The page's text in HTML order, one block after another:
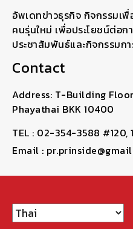
อัพเดทข่าวธุรกิจ กิจกรรมเ
คนรุ่นใหม่ เพื่อประโยชน์ต่อ
ประชาสัมพันธ์และกิจกรรมก
Contact
Address: T-Building
Phayathai BKK 10400
TEL : 02-354-3588 #120,
Email :